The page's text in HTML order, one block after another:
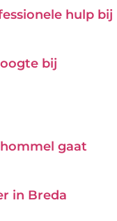
hulp bij
bij
gaat
in Breda